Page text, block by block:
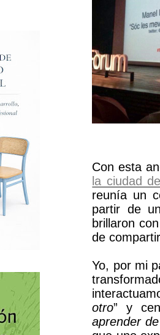
Con esta
la ciudad
reunía un
partir de
brillaron
de
Yo, por mi
otro” y
aprender